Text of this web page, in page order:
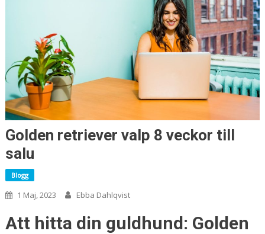
Golden retriever valp 8 veckor till
salu
Blogg
1 Maj, 2023 Ebba Dahlqvist
Att hitta din guldhund: Golden